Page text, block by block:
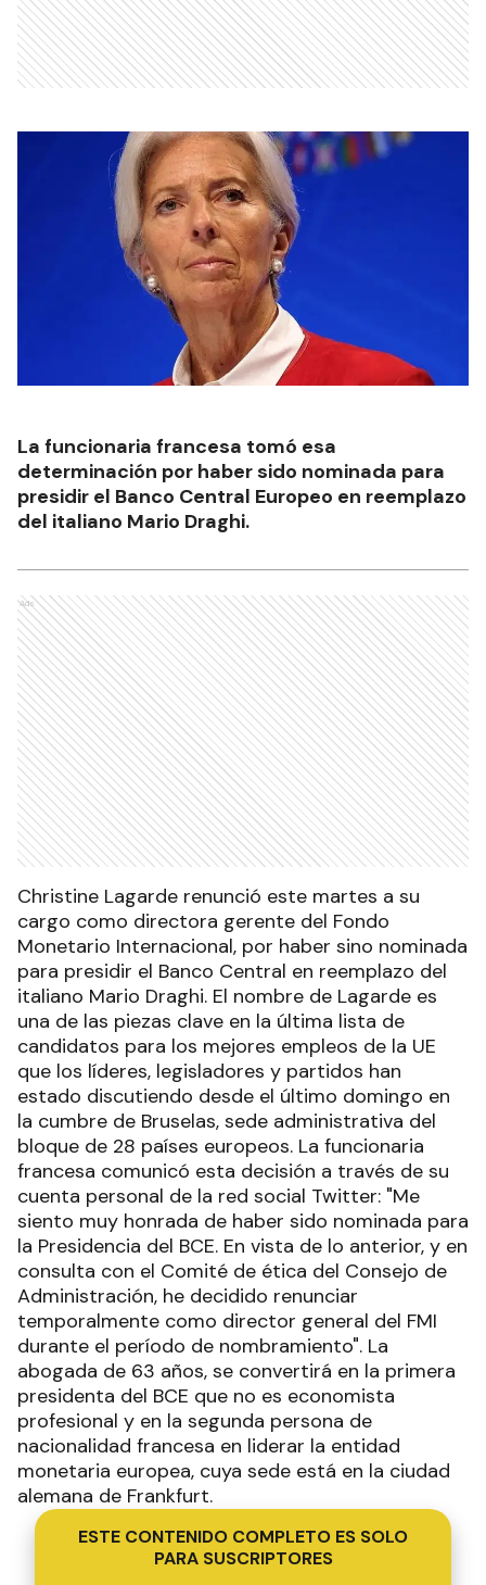
La funcionaria francesa tomó esa
determinación por haber sido nominada para
presidir el Banco Central Europeo en reemplazo
del italiano Mario Draghi.
Ads
Christine Lagarde renunció este martes a su
cargo como directora gerente del Fondo
Monetario Internacional, por haber sino nominada
para presidir el Banco Central en reemplazo del
italiano Mario Draghi. El nombre de Lagarde es
una de las piezas clave en la última lista de
candidatos para los mejores empleos de la UE
que los líderes, legisladores y partidos han
estado discutiendo desde el último domingo en
la cumbre de Bruselas, sede administrativa del
bloque de 28 países europeos. La funcionaria
francesa comunicó esta decisión a través de su
cuenta personal de la red social Twitter: "Me
siento muy honrada de haber sido nominada para
la Presidencia del BCE. En vista de lo anterior, y en
consulta con el Comité de ética del Consejo de
Administración, he decidido renunciar
temporalmente como director general del FMI
durante el período de nombramiento". La
abogada de 63 años, se convertirá en la primera
presidenta del BCE que no es economista
profesional y en la segunda persona de
nacionalidad francesa en liderar la entidad
monetaria europea, cuya sede está en la ciudad
alemana de Frankfurt.
ESTE CONTENIDO COMPLETO ES SOLO
PARA SUSCRIPTORES